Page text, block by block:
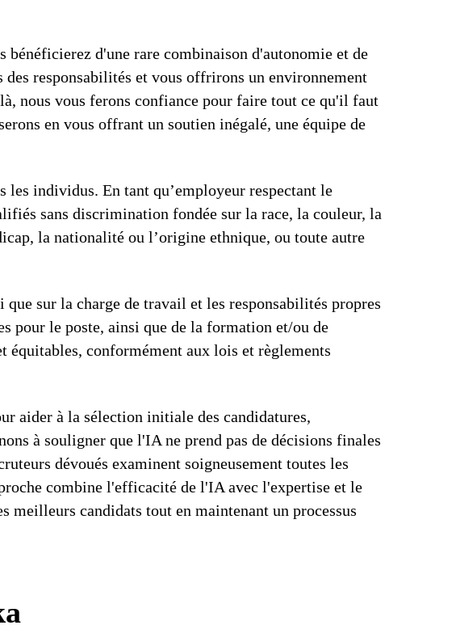
bénéficierez d'une rare combinaison d'autonomie et de
responsabilités et vous offrirons un environnement
nous vous ferons confiance pour faire tout ce qu'il faut
en vous offrant un soutien inégalé, une équipe de
les individus. En tant qu’employeur respectant le
sans discrimination fondée sur la race, la couleur, la
la nationalité ou l’origine ethnique, ou toute autre
sur la charge de travail et les responsabilités propres
pour le poste, ainsi que de la formation et/ou de
équitables, conformément aux lois et règlements
aider à la sélection initiale des candidatures,
à souligner que l'IA ne prend pas de décisions finales
dévoués examinent soigneusement toutes les
combine l'efficacité de l'IA avec l'expertise et le
meilleurs candidats tout en maintenant un processus